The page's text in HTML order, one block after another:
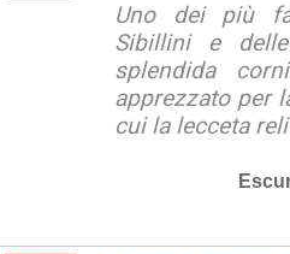
Uno dei più
Sibillini e
splendida
apprezzato per
cui la lecceta